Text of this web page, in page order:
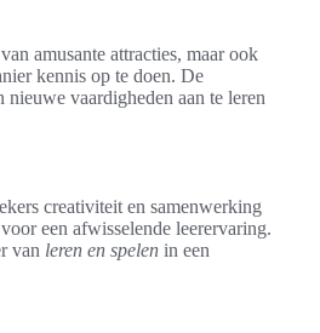
amusante attracties, maar ook
kennis op te doen. De
vaardigheden aan te leren
creativiteit en samenwerking
een afwisselende leerervaring.
van leren en spelen in een